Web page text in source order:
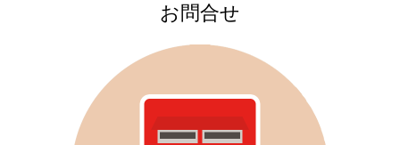
お問合せ